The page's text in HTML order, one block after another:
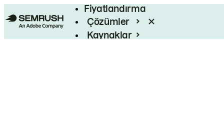
Fiyatlandırma
Çözümler
Kaynaklar